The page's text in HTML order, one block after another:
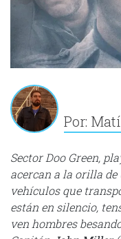
Por:
Sector Doo Green,
acercan a la orilla
vehículos que
están en silencio,
ven hombres